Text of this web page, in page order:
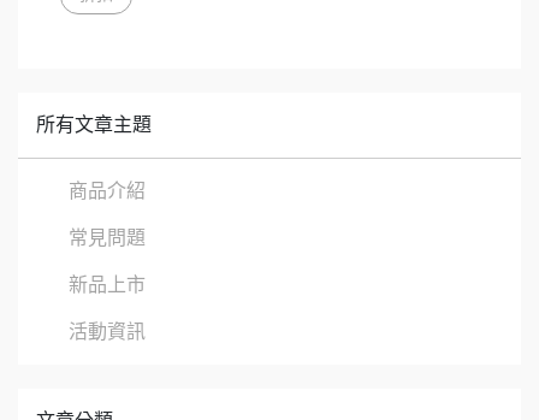
所有文章主題
商品介紹
常見問題
新品上市
活動資訊